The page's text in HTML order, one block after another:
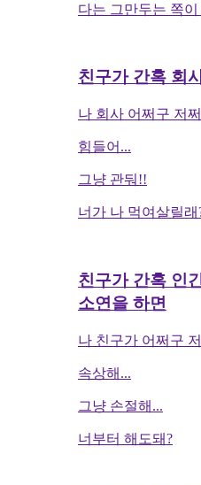
다는 그만두는 쪽
친구가 간혹 회
나 회사 어쩌구 저
힘들어...
그냥 관둬!!
너가 나 먹여살릴래
친구가 간혹 인
소연을 하면
나 친구가 어쩌구
속상해...
그냥 손절해...
너부터 해도돼?